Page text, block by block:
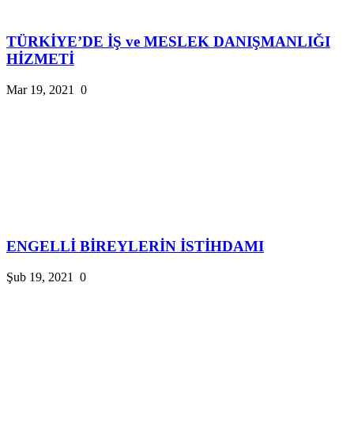
TÜRKİYE’DE İŞ ve MESLEK DANIŞMANLIĞI
HİZMETİ
Mar 19, 2021 0
ENGELLİ BİREYLERİN İSTİHDAMI
Şub 19, 2021 0